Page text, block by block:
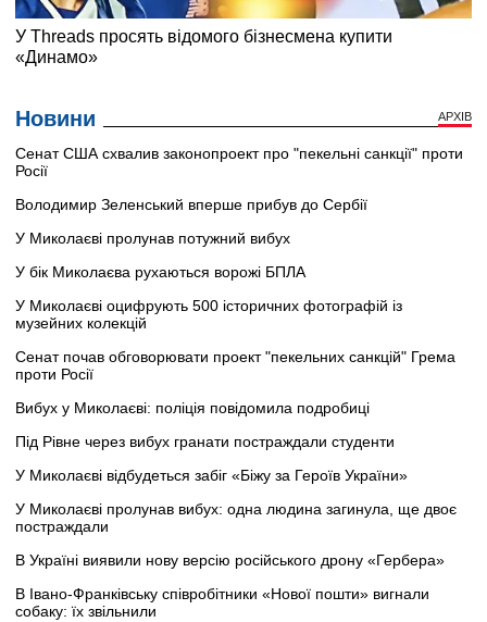
Новини АРХІВ
Сенат США схвалив законопроект про "пекельні санкції" проти
Росії
Володимир Зеленський вперше прибув до Сербії
У Миколаєві пролунав потужний вибух
У бік Миколаєва рухаються ворожі БПЛА
У Миколаєві оцифрують 500 історичних фотографій із
музейних колекцій
Сенат почав обговорювати проект "пекельних санкцій" Грема
проти Росії
Вибух у Миколаєві: поліція повідомила подробиці
Під Рівне через вибух гранати постраждали студенти
У Миколаєві відбудеться забіг «Біжу за Героїв України»
У Миколаєві пролунав вибух: одна людина загинула, ще двоє
постраждали
В Україні виявили нову версію російського дрону «Гербера»
В Івано-Франківську співробітники «Нової пошти» вигнали
собаку: їх звільнили